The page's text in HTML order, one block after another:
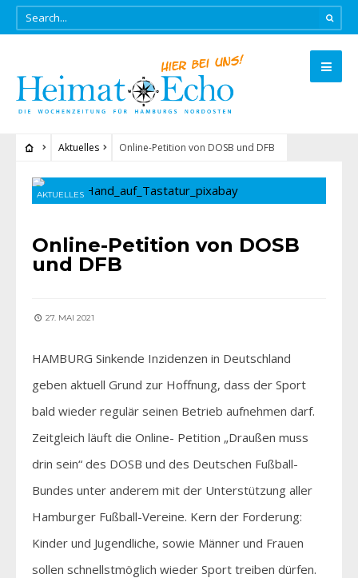
Aktuelles Online-Petition von DOSB und DFB
AKTUELLES
Online-Petition von DOSB
und DFB
27. MAI 2021
HAMBURG Sinkende Inzidenzen in Deutschland
geben aktuell Grund zur Hoffnung, dass der Sport
bald wieder regulär seinen Betrieb aufnehmen darf.
Zeitgleich läuft die Online- Petition „Draußen muss
drin sein“ des DOSB und des Deutschen Fußball-
Bundes unter anderem mit der Unterstützung aller
Hamburger Fußball-Vereine. Kern der Forderung:
Kinder und Jugendliche, sowie Männer und Frauen
sollen schnellstmöglich wieder Sport treiben dürfen.